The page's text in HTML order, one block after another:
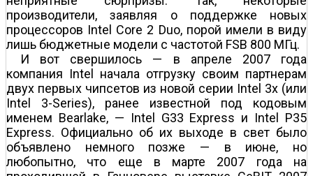
производители, заявляя о поддержке новых
процессоров Intel Core 2 Duo, порой имели в виду
лишь бюджетные модели с частотой FSB 800 МГц.
И вот свершилось — в апреле 2007 года
компания Intel начала отгрузку своим партнерам
двух первых чипсетов из новой серии Intel 3x (или
Intel 3-Series), ранее известной под кодовым
именем Bearlake, — Intel G33 Express и Intel P35
Express. Официально об их выходе в свет было
объявлено немного позже — в июне, но
любопытно, что еще в марте 2007 года на